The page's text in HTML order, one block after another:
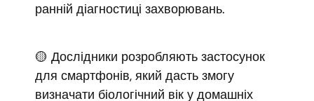
ранній діагностиці захворювань.
🟡 Дослідники розробляють застосунок
для смартфонів, який дасть змогу
визначати біологічний вік у домашніх